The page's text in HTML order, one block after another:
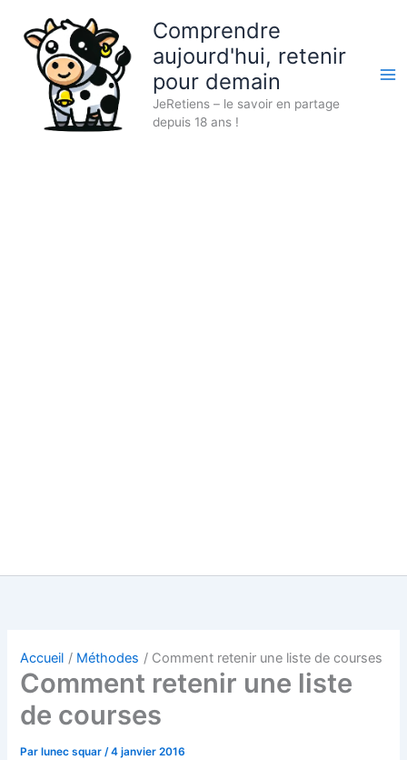
contenu
Comprendre
aujourd'hui, retenir
pour demain
JeRetiens – le savoir en partage
depuis 18 ans !
Accueil Méthodes Comment retenir une liste de courses
Comment retenir une liste
de courses
Par lunec squar/4 janvier 2016